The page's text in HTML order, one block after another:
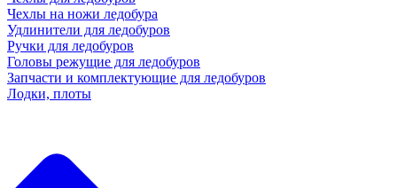
Чехлы на ножи ледобура
Удлинители для ледобуров
Ручки для ледобуров
Головы режущие для ледобуров
Запчасти и комплектующие для ледобуров
Лодки, плоты